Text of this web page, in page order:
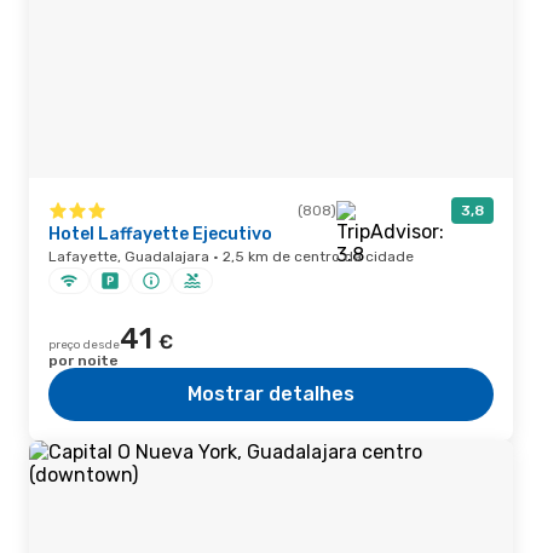
(808) 3,8
Hotel Laffayette Ejecutivo
Lafayette, Guadalajara · 2,5 km de centro da cidade
preço desde41 €
por noite
Mostrar detalhes